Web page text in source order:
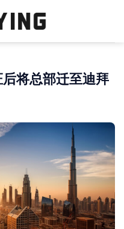
将总部迁至迪拜